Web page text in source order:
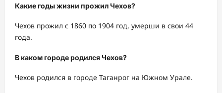
Какие годы жизни прожил Чехов?
Чехов прожил с 1860 по 1904 год, умерши в свои 44
года.
В каком городе родился Чехов?
Чехов родился в городе Таганрог на Южном Урале.